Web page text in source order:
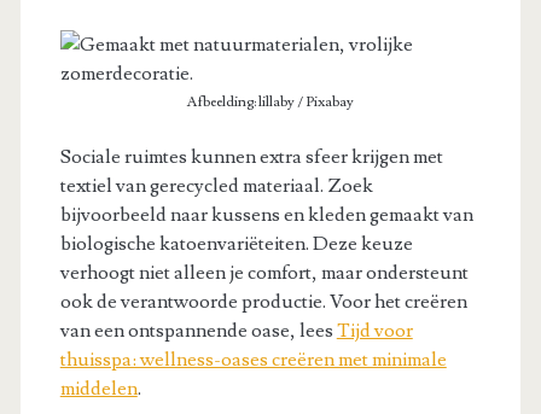
Afbeelding: lillaby / Pixabay
Sociale ruimtes kunnen extra sfeer krijgen met
textiel van gerecycled materiaal. Zoek
bijvoorbeeld naar kussens en kleden gemaakt van
biologische katoenvariëteiten. Deze keuze
verhoogt niet alleen je comfort, maar ondersteunt
ook de verantwoorde productie. Voor het creëren
van een ontspannende oase, lees Tijd voor
thuisspa: wellness-oases creëren met minimale
middelen.